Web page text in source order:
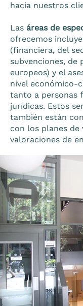
hacia nuestros
Las áreas de
ofrecemos
(financiera, del
subvenciones, de
europeos) y el
nivel económico-
tanto a personas
jurídicas. Estos
también están
con los planes de
valoraciones de